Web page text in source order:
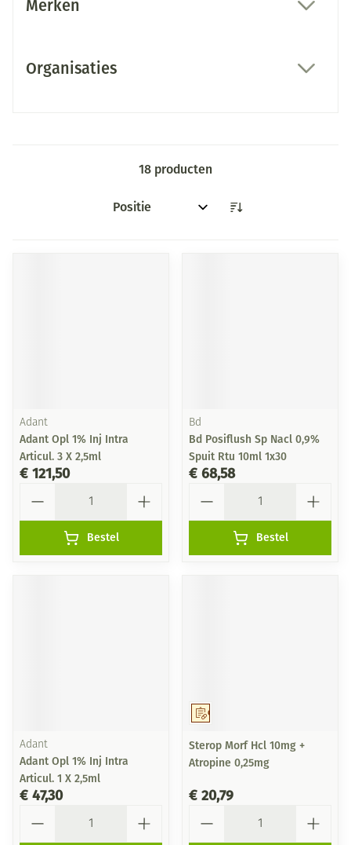
Merken
Organisaties
18 producten
Sorteer op:
Adant
Adant Opl 1% Inj Intra
Articul. 3 X 2,5ml
€ 121,50
Bestel
Bd
Bd Posiflush Sp Nacl 0,9%
Spuit Rtu 10ml 1x30
€ 68,58
Bestel
Adant
Adant Opl 1% Inj Intra
Articul. 1 X 2,5ml
€ 47,30
Op voorschrift
Sterop Morf Hcl 10mg +
Atropine 0,25mg
€ 20,79